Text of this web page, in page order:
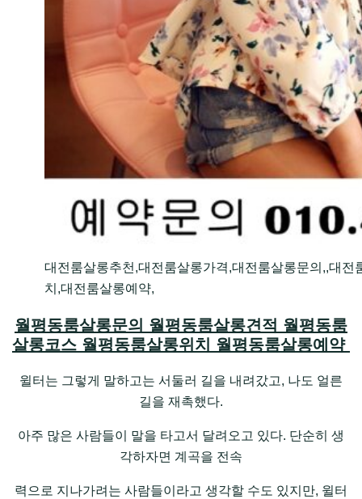
대전룸살롱추천,대전룸살롱가격,대전룸살롱문의,,대
치,대전룸살롱예약,
월평동룸살롱문의 월평동룸살롱견적 월평동룸
살롱코스 월평동룸살롱위치 월평동룸살롱예약
윌터는 그렇게 말하고는 서둘러 길을 내려갔고, 나도 얼른
길을 재촉했다.
아주 많은 사람들이 말을 타고서 달려오고 있다. 단순히 생
각하자면 계곡을 전속
력으로 지나가려는 사람들이라고 생각할 수도 있지만, 윌터